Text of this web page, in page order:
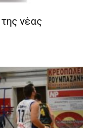
νέας